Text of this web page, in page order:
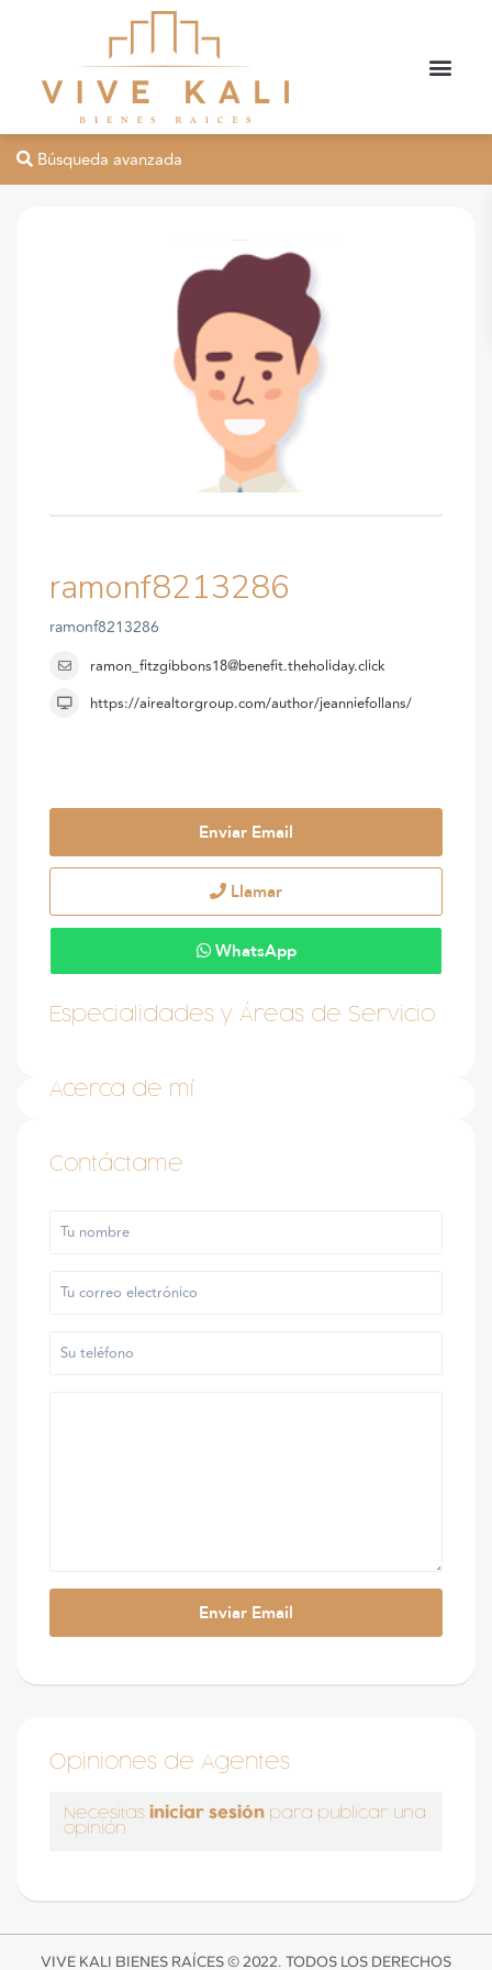
Búsqueda avanzada
ramonf8213286
ramonf8213286
ramon_fitzgibbons18@benefit.theholiday.click
https://airealtorgroup.com/author/jeanniefollans/
Enviar Email
Llamar
WhatsApp
Especialidades y Áreas de Servicio
Acerca de mí
Contáctame
Opiniones de Agentes
Necesitas iniciar sesión para publicar una
opinión
VIVE KALI BIENES RAÍCES © 2022. TODOS LOS DERECHOS